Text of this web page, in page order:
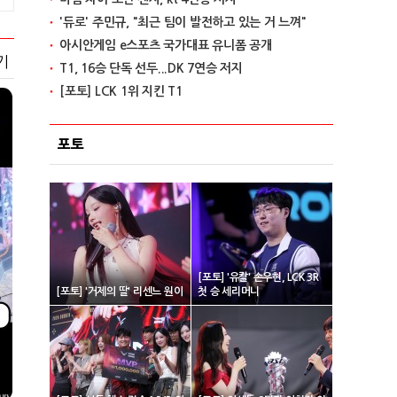
'듀로' 주민규, "최근 팀이 발전하고 있는 거 느껴"
아시안게임 e스포츠 국가대표 유니폼 공개
T1, 16승 단독 선두...DK 7연승 저지
[포토] LCK 1위 지킨 T1
포토
[포토] '거제의 딸' 리센느 원이
[포토] '유칼' 손우현, LCK 3R
첫 승 세리머니